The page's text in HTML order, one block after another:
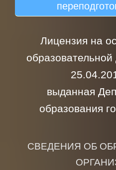
Лицензия на
образовательной
выданная
образования
СВЕДЕНИЯ ОБ